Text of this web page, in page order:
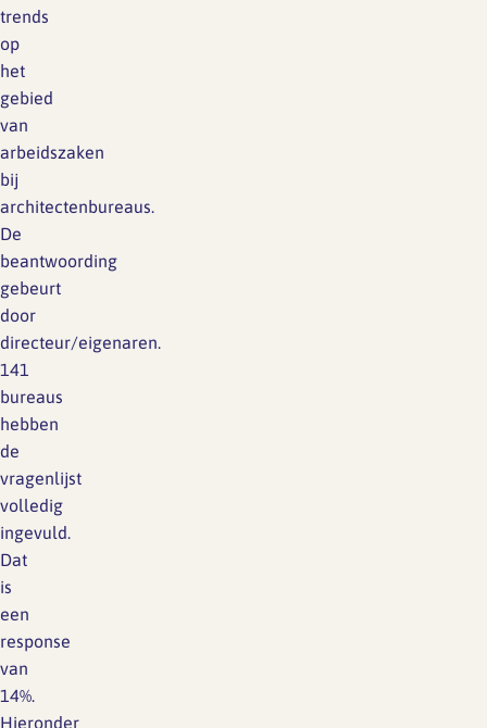
trends
op
het
gebied
van
arbeidszaken
bij
architectenbureaus.
De
beantwoording
gebeurt
door
directeur/eigenaren.
141
bureaus
hebben
de
vragenlijst
volledig
ingevuld.
Dat
is
een
response
van
14%.
Hieronder